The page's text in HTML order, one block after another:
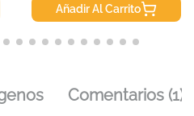
Añadir Al Carrito
Comentarios (1)